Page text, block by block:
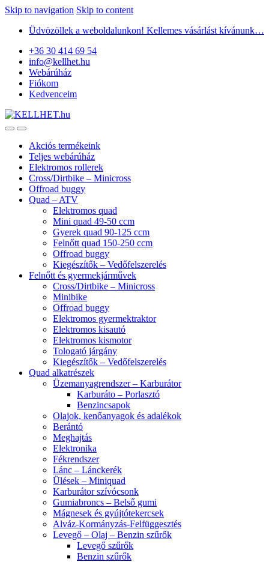
Skip to navigation Skip to content
Üdvözöllek a weboldalunkon! Kellemes vásárlást kívánunk…
+36 30 414 69 54
info@kellhet.hu
Webárúház
Fiókom
Kedvenceim
Akciós termékeink
Teljes webárúház
Elektromos rollerek
Cross/Dirtbike – Minicross
Offroad buggy
Quad – ATV
Elektromos quad
Mini quad 49-50 ccm
Gyerek quad 90-125 ccm
Felnőtt quad 150-250 ccm
Offroad buggy
Kiegészítők – Vedőfelszerelés
Felnőtt és gyermekjárművek
Cross/Dirtbike – Minicross
Minibike
Offroad buggy
Elektromos gyermektraktor
Elektromos kisautó
Elektromos kismotor
Tologató járgány
Kiegészítők – Vedőfelszerelés
Quad alkatrészek
Üzemanyagrendszer – Karburátor
Karburáto – Porlasztó
Benzincsapok
Olajok, kenőanyagok és adalékok
Berántó
Meghajtás
Elektronika
Fékrendszer
Lánc – Lánckerék
Ülések – Miniquad
Karburátor szívócsonk
Gumiabroncs – Belső gumi
Mágnesek és gyújtótekercsek
Alváz-Kormányzás-Felfüggesztés
Levegő – Olaj – Benzin szűrők
Levegő szűrők
Benzin szűrők